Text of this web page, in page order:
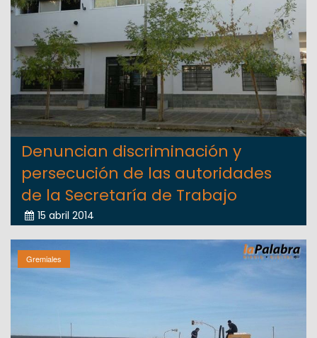
Denuncian discriminación y
persecución de las autoridades
de la Secretaría de Trabajo
15 abril 2014
Gremiales